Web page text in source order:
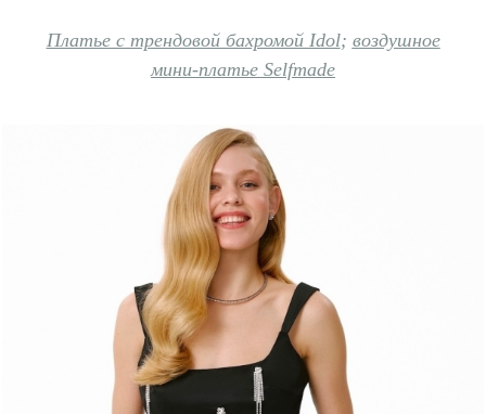
Платье с трендовой бахромой Idol; воздушное
мини-платье Selfmade